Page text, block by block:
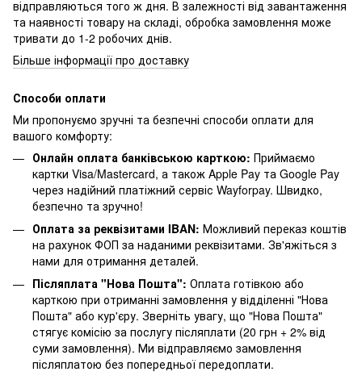
відправляються того ж дня. В залежності від завантаження
та наявності товару на складі, обробка замовлення може
тривати до 1-2 робочих днів.
Більше інформації про доставку
Способи оплати
Ми пропонуємо зручні та безпечні способи оплати для
вашого комфорту:
Онлайн оплата банківською карткою: Приймаємо
картки Visa/Mastercard, а також Apple Pay та Google Pay
через надійний платіжний сервіс Wayforpay. Швидко,
безпечно та зручно!
Оплата за реквізитами IBAN: Можливий переказ коштів
на рахунок ФОП за наданими реквізитами. Зв'яжіться з
нами для отримання деталей.
Післяплата "Нова Пошта": Оплата готівкою або
карткою при отриманні замовлення у відділенні "Нова
Пошта" або кур'єру. Зверніть увагу, що "Нова Пошта"
стягує комісію за послугу післяплати (20 грн + 2% від
суми замовлення). Ми відправляємо замовлення
післяплатою без попередньої передоплати.